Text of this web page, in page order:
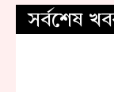
সর্বশেষ